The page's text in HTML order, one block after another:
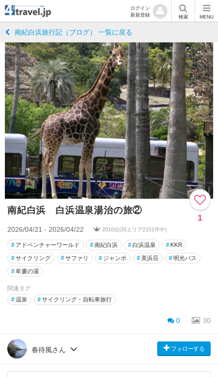
ログイン
新規登録
検索 MENU
南紀白浜旅行記（ブログ） 一覧に戻る
南紀白浜 白浜温泉湯治の旅②
1
2026/04/21 - 2026/04/22 2010位(同エリア2151件中)
# アドベンチャーワールド #南紀白浜 # 白浜温泉 # KKR
#サイクリング #サファリ # ジャンボ #美浜荘 #明光バス
#牟婁の湯
関連タグ
#温泉 #サイクリング・自転車旅行
0 30
春待風さん フォローする